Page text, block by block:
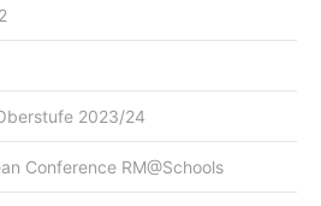
2023/24
Conference RM@Schools